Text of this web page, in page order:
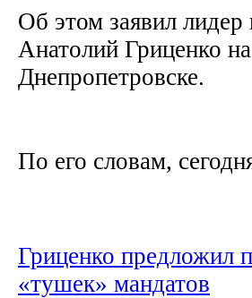
Об этом заявил
Анатолий Гриценко
Днепропетровске.
По его словам,
Гриценко предложил
«тушек» мандатов